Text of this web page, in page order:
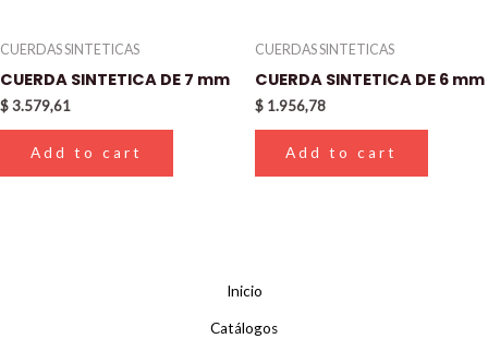
CUERDAS SINTETICAS
CUERDA SINTETICA DE 7 mm
$3.579,61
Add to cart
CUERDAS SINTETICAS
CUERDA SINTETICA DE 6 mm
$ 1.956,78
Add to cart
Inicio
Catálogos